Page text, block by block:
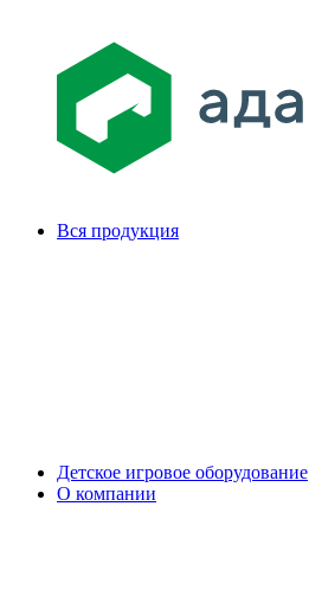
Вся продукция
Детское игровое оборудование
О компании